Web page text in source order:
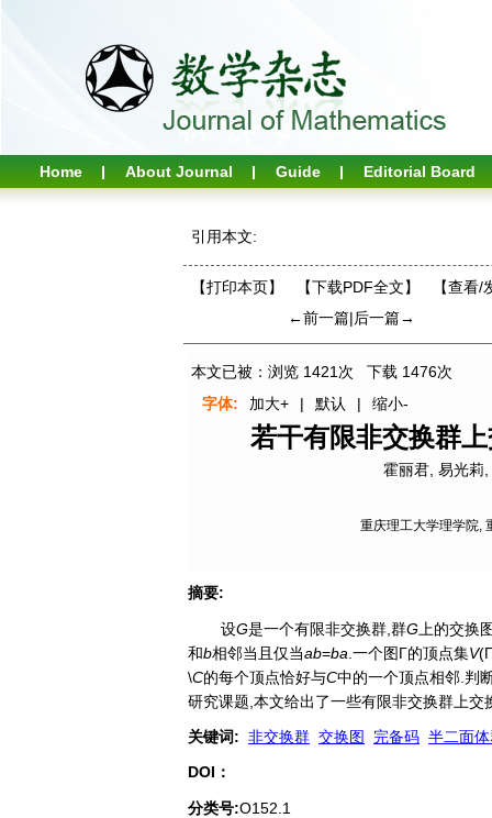
Home About Journal Guide Editorial Board
引用本文:
【打印本页】 【下载PDF全文】 【查看/
←前一篇|后一篇→
本文已被：浏览 1421 次 下载 1476次
字体:
加大+ | 默认 | 缩小-
若干有限非交换群
霍丽君, 易光莉
重庆理工大学理学院,
摘要:
设G是一个有限非交换群,群G 上的交换
和b相邻当且仅当ab=ba .一个图Γ的顶点集V
\C的每个顶点恰好与C中的一个顶点相邻.判
研究课题,本文给出了一些有限非交换群上交
关键词: 非交换群 交换图 完备码 半二面
DOI：
分类号:O152.1